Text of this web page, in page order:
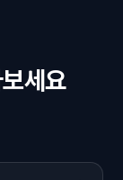
세요